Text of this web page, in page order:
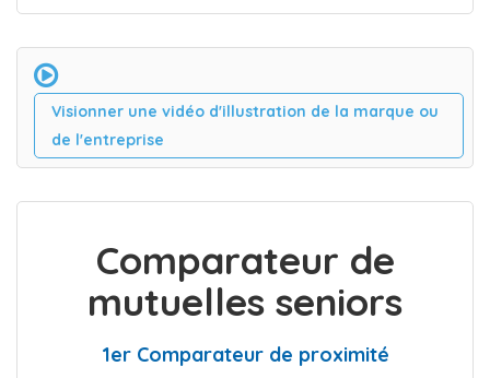
Visionner une vidéo d'illustration de la marque ou
de l'entreprise
Comparateur de
mutuelles seniors
1er Comparateur de proximité